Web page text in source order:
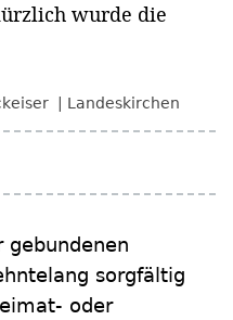
wurde die
Landeskirchen
gebundenen
sorgfältig
oder